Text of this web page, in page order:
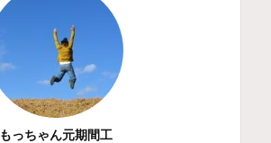
もっちゃん元期間工